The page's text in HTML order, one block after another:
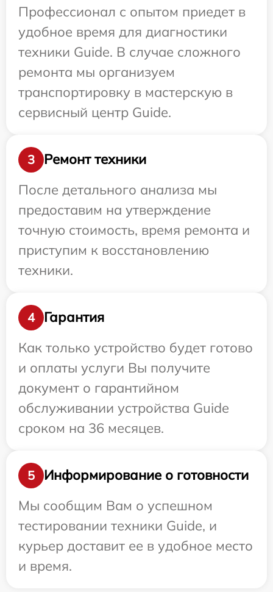
Профессионал с опытом приедет в
удобное время для диагностики
техники Guide. В случае сложного
ремонта мы организуем
транспортировку в мастерскую в
сервисный центр Guide.
3
Ремонт техники
После детального анализа мы
предоставим на утверждение
точную стоимость, время ремонта и
приступим к восстановлению
техники.
4
Гарантия
Как только устройство будет готово
и оплаты услуги Вы получите
документ о гарантийном
обслуживании устройства Guide
сроком на 36 месяцев.
5
Информирование о готовности
Мы сообщим Вам о успешном
тестировании техники Guide, и
курьер доставит ее в удобное место
и время.